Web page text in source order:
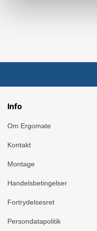
Info
Om Ergomate
Kontakt
Montage
Handelsbetingelser
Fortrydelsesret
Persondatapolitik